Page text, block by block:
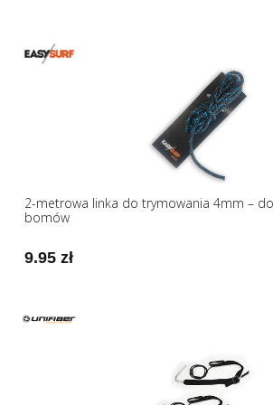
2-metrowa linka do trymowania 4mm – do
bomów
9.95 zł